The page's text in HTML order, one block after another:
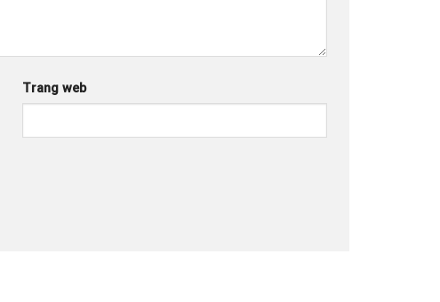
Trang web